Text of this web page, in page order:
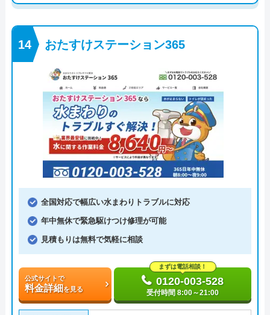
おたすけステーション365
全国対応で幅広い水まわりトラブルに対応
年中無休で緊急駆けつけ修理が可能
見積もりは無料で気軽に相談
公式サイトで
料金詳細を見る
まずは電話相談！
0120-003-528
受付時間 8:00～21:00